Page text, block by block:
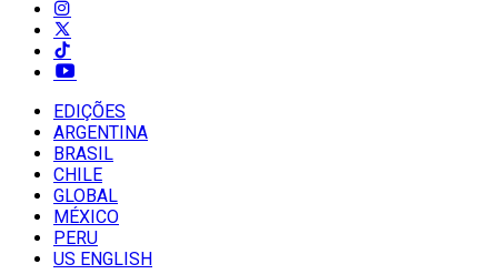
EDIÇÕES
ARGENTINA
BRASIL
CHILE
GLOBAL
MÉXICO
PERU
US ENGLISH